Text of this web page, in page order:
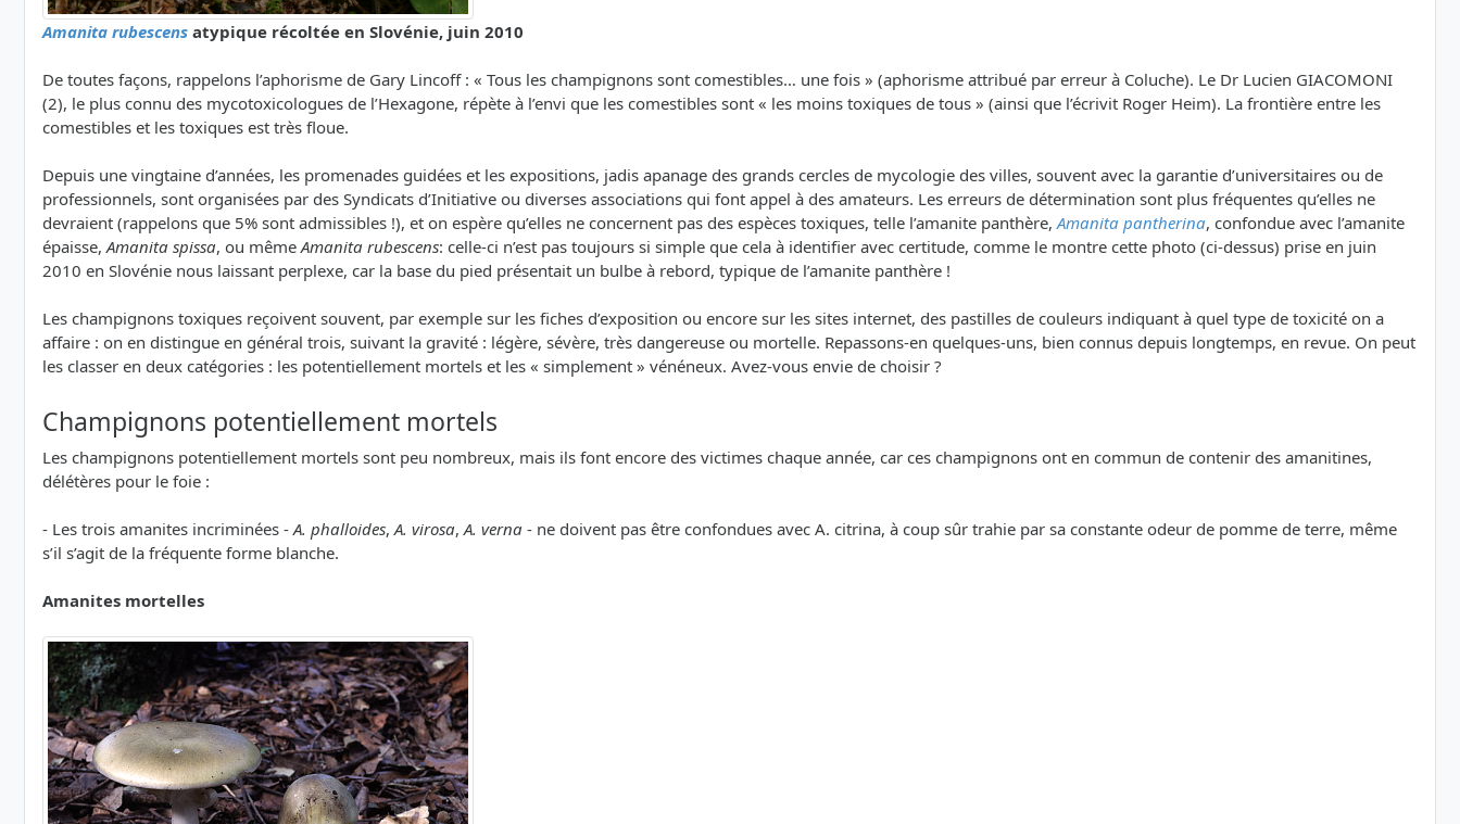
Amanita rubescens atypique récoltée en Slovénie, juin 2010
De toutes façons, rappelons l’aphorisme de Gary Lincoff : « Tous les champignons sont comestibles… une fois » (aphorisme attribué par erreur à Coluche). Le Dr Lucien GIACOMONI
(2), le plus connu des mycotoxicologues de l’Hexagone, répète à l’envi que les comestibles sont « les moins toxiques de tous » (ainsi que l’écrivit Roger Heim). La frontière entre les
comestibles et les toxiques est très floue.
Depuis une vingtaine d’années, les promenades guidées et les expositions, jadis apanage des grands cercles de mycologie des villes, souvent avec la garantie d’universitaires ou de
professionnels, sont organisées par des Syndicats d’Initiative ou diverses associations qui font appel à des amateurs. Les erreurs de détermination sont plus fréquentes qu’elles ne
devraient (rappelons que 5% sont admissibles !), et on espère qu’elles ne concernent pas des espèces toxiques, telle l’amanite panthère,Amanita pantherina, confondue avec l’amanite
épaisse,Amanita spissa, ou mêmeAmanita rubescens: celle-ci n’est pas toujours si simple que cela à identifier avec certitude, comme le montre cette photo (ci-dessus) prise en juin
2010 en Slovénie nous laissant perplexe, car la base du pied présentait un bulbe à rebord, typique de l’amanite panthère !
Les champignons toxiques reçoivent souvent, par exemple sur les fiches d’exposition ou encore sur les sites internet, des pastilles de couleurs indiquant à quel type de toxicité on a
affaire : on en distingue en général trois, suivant la gravité : légère, sévère, très dangereuse ou mortelle. Repassons-en quelques-uns, bien connus depuis longtemps, en revue. On peut
les classer en deux catégories : les potentiellement mortels et les « simplement » vénéneux. Avez-vous envie de choisir ?
Champignons potentiellement mortels
Les champignons potentiellement mortels sont peu nombreux, mais ils font encore des victimes chaque année, car ces champignons ont en commun de contenir des amanitines,
délétères pour le foie :
- Les trois amanites incriminées -A. phalloides,A. virosa,A. verna - ne doivent pas être confondues avec A. citrina, à coup sûr trahie par sa constante odeur de pomme de terre, même
s’il s’agit de la fréquente forme blanche.
Amanites mortelles